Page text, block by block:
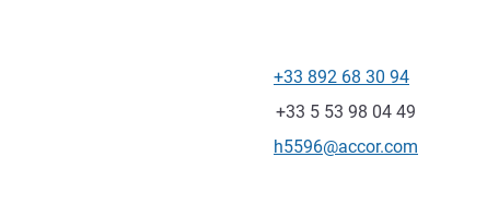
Телефон
+33 892 68 30 94
Факс
+33 5 53 98 04 49
Контактный адрес
h5596@accor.com